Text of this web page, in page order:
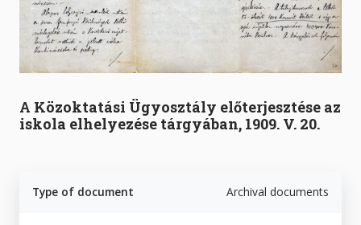
A Közoktatási Ügyosztály előterjesztése az
iskola elhelyezése tárgyában, 1909. V. 20.
Type of document Archival documents